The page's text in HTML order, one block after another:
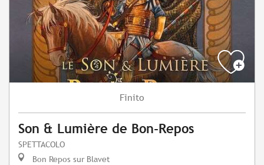
Finito
Son & Lumière de Bon-Repos
SPETTACOLO
Bon Repos sur Blavet